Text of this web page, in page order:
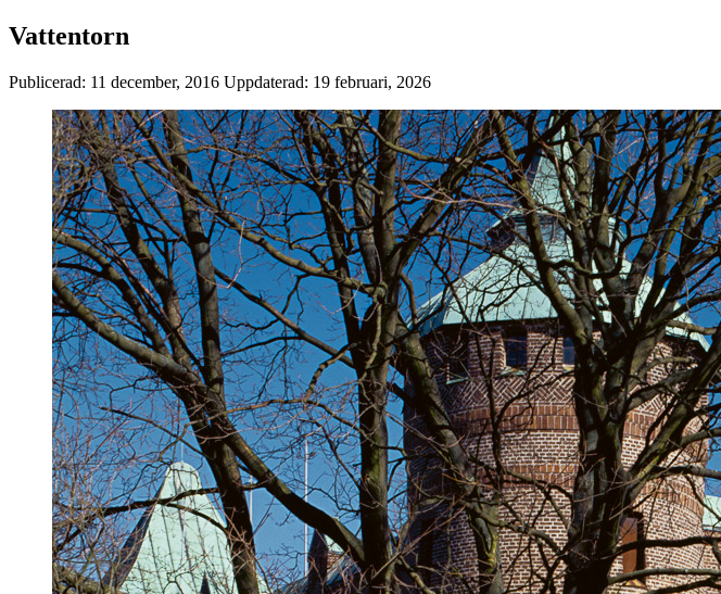
Vattentorn
Publicerad: 11 december, 2016 Uppdaterad: 19 februari, 2026